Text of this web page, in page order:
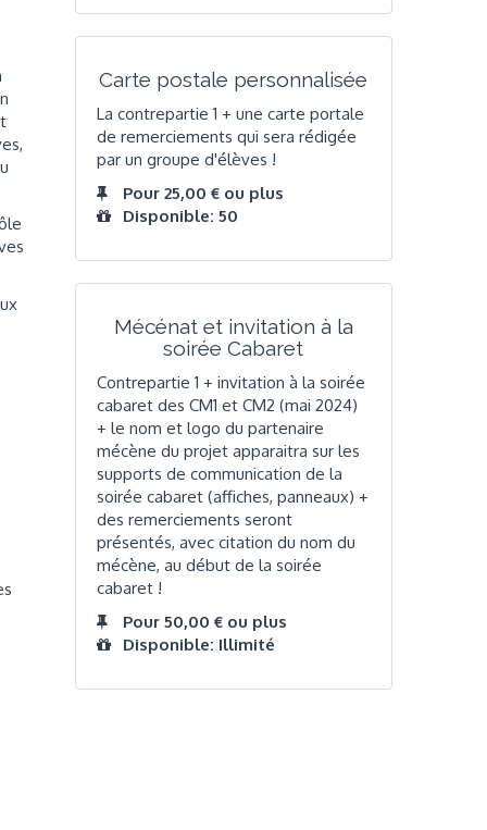
Carte postale personnalisée
La contrepartie 1 + une carte portale
de remerciements qui sera rédigée
par un groupe d'élèves !
Pour 25,00 € ou plus
Disponible: 50
Mécénat et invitation à la
soirée Cabaret
Contrepartie 1 + invitation à la soirée
cabaret des CM1 et CM2 (mai 2024)
+ le nom et logo du partenaire
mécène du projet apparaitra sur les
supports de communication de la
soirée cabaret (affiches, panneaux) +
des remerciements seront
présentés, avec citation du nom du
mécène, au début de la soirée
cabaret !
Pour 50,00 € ou plus
Disponible: Illimité